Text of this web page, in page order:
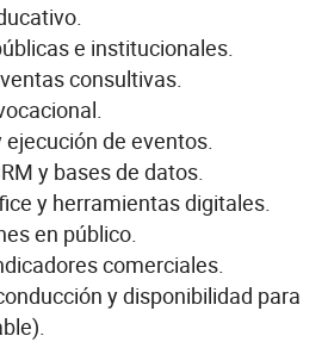
e institucionales.
consultivas.
ejecución de eventos.
y bases de datos.
y herramientas digitales.
en público.
comerciales.
y disponibilidad para